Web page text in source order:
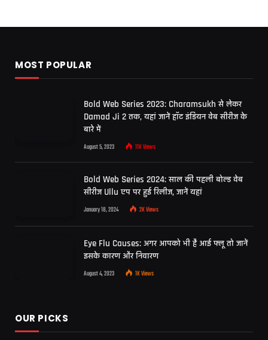
MOST POPULAR
Bold Web Series 2023: Charamsukh से लेकर
Damad Ji 2 तक, यहां जानें हॉट इंडियन वेब सीरीज के
बारे में
August 5, 2023 11KViews
Bold Web Series 2024: साल की पहली बोल्ड वेब
सीरीज Ullu एप पर हुई रिलीज, जानें यहां
January 18, 2024 2KViews
Eye Flu Causes: अगर आपको भी है आई फ्लू तो जानें
इसके कारण और निवारण
August 4, 2023 1KViews
OUR PICKS